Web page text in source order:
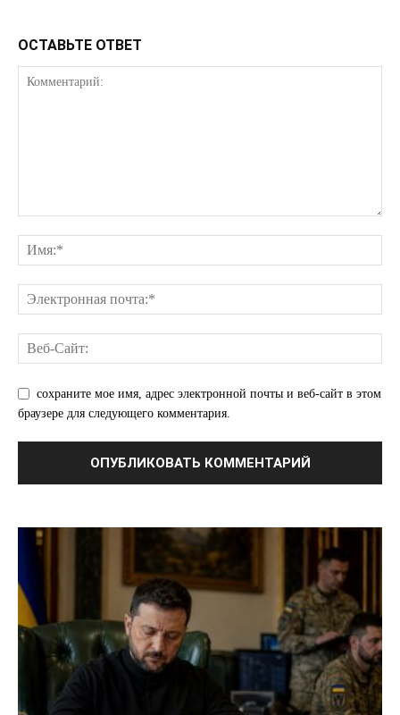
ПОДПИСАТЬСЯ СЕЙЧАС
О нас
Связаться с нами
Мой аккаунт
ОСТАВЬТЕ ОТВЕТ
сохраните мое имя, адрес электронной почты и веб-сайт в этом
браузере для следующего комментария.